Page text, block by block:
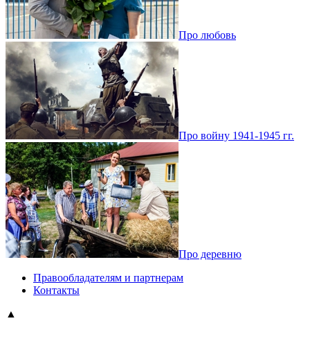
Про любовь
Про войну 1941-1945 гг.
Про деревню
Правообладателям и партнерам
Контакты
▲